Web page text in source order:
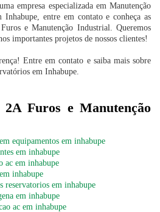
empresa especializada em Manutenção
Inhabupe, entre em contato e conheça as
e Manutenção Industrial. Queremos
importantes projetos de nossos clientes!
Entre em contato e saiba mais sobre
em Inhabupe.
Furos e Manutenção
equipamentos em inhabupe
em inhabupe
ac em inhabupe
inhabupe
reservatorios em inhabupe
em inhabupe
ac em inhabupe